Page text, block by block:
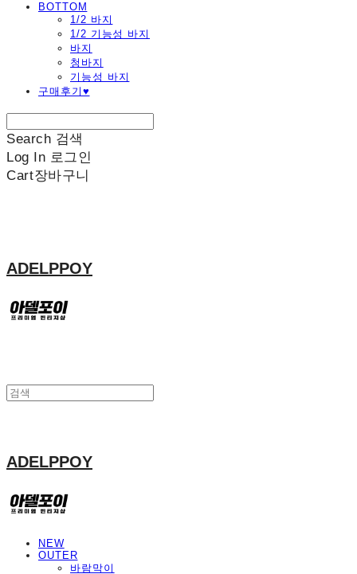
BOTTOM
1/2 바지
1/2 기능성 바지
바지
청바지
기능성 바지
구매후기♥
Search 검색
Log In 로그인
Cart장바구니
ADELPPOY
ADELPPOY
NEW
OUTER
바람막이